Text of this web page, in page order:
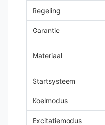
Regeling
Garantie
Materiaal
Startsysteem
Koelmodus
Excitatiemodus